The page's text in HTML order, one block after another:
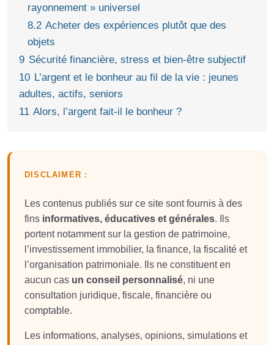
rayonnement » universel
8.2 Acheter des expériences plutôt que des
objets
9 Sécurité financière, stress et bien‑être subjectif
10 L’argent et le bonheur au fil de la vie : jeunes
adultes, actifs, seniors
11 Alors, l’argent fait‑il le bonheur ?
DISCLAIMER :
Les contenus publiés sur ce site sont fournis à des
fins informatives, éducatives et générales. Ils
portent notamment sur la gestion de patrimoine,
l’investissement immobilier, la finance, la fiscalité et
l’organisation patrimoniale. Ils ne constituent en
aucun cas un conseil personnalisé, ni une
consultation juridique, fiscale, financière ou
comptable.
Les informations, analyses, opinions, simulations et